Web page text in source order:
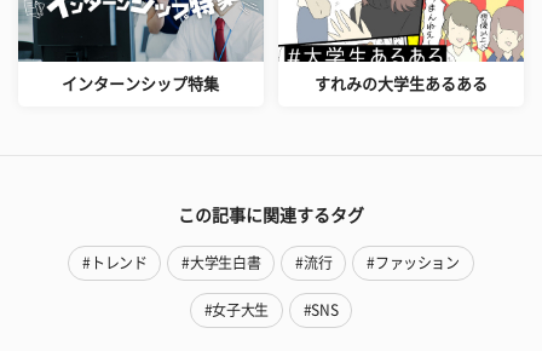
インターンシップ特集 すれみの大学生あるある
この記事に関連するタグ
#トレンド #大学生白書 #流行 #ファッション
#女子大生 #SNS